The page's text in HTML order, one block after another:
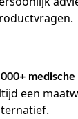
een